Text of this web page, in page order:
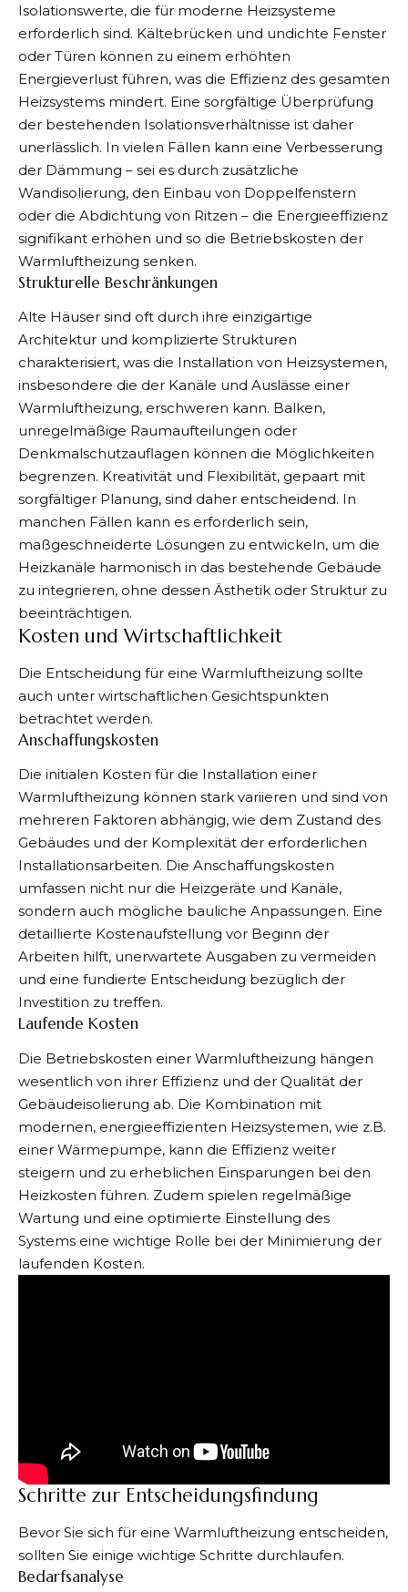
Isolationswerte, die für moderne Heizsysteme
erforderlich sind. Kältebrücken und undichte Fenster
oder Türen können zu einem erhöhten
Energieverlust führen, was die Effizienz des gesamten
Heizsystems mindert. Eine sorgfältige Überprüfung
der bestehenden Isolationsverhältnisse ist daher
unerlässlich. In vielen Fällen kann eine Verbesserung
der Dämmung – sei es durch zusätzliche
Wandisolierung, den Einbau von Doppelfenstern
oder die Abdichtung von Ritzen – die Energieeffizienz
signifikant erhöhen und so die Betriebskosten der
Warmluftheizung senken.
Strukturelle Beschränkungen
Alte Häuser sind oft durch ihre einzigartige
Architektur und komplizierte Strukturen
charakterisiert, was die Installation von Heizsystemen,
insbesondere die der Kanäle und Auslässe einer
Warmluftheizung, erschweren kann. Balken,
unregelmäßige Raumaufteilungen oder
Denkmalschutzauflagen können die Möglichkeiten
begrenzen. Kreativität und Flexibilität, gepaart mit
sorgfältiger Planung, sind daher entscheidend. In
manchen Fällen kann es erforderlich sein,
maßgeschneiderte Lösungen zu entwickeln, um die
Heizkanäle harmonisch in das bestehende Gebäude
zu integrieren, ohne dessen Ästhetik oder Struktur zu
beeinträchtigen.
Kosten und Wirtschaftlichkeit
Die Entscheidung für eine Warmluftheizung sollte
auch unter wirtschaftlichen Gesichtspunkten
betrachtet werden.
Anschaffungskosten
Die initialen Kosten für die Installation einer
Warmluftheizung können stark variieren und sind von
mehreren Faktoren abhängig, wie dem Zustand des
Gebäudes und der Komplexität der erforderlichen
Installationsarbeiten. Die Anschaffungskosten
umfassen nicht nur die Heizgeräte und Kanäle,
sondern auch mögliche bauliche Anpassungen. Eine
detaillierte Kostenaufstellung vor Beginn der
Arbeiten hilft, unerwartete Ausgaben zu vermeiden
und eine fundierte Entscheidung bezüglich der
Investition zu treffen.
Laufende Kosten
Die Betriebskosten einer Warmluftheizung hängen
wesentlich von ihrer Effizienz und der Qualität der
Gebäudeisolierung ab. Die Kombination mit
modernen, energieeffizienten Heizsystemen, wie z.B.
einer Wärmepumpe, kann die Effizienz weiter
steigern und zu erheblichen Einsparungen bei den
Heizkosten führen. Zudem spielen regelmäßige
Wartung und eine optimierte Einstellung des
Systems eine wichtige Rolle bei der Minimierung der
laufenden Kosten.
Schritte zur Entscheidungsfindung
Bevor Sie sich für eine Warmluftheizung entscheiden,
sollten Sie einige wichtige Schritte durchlaufen.
Bedarfsanalyse